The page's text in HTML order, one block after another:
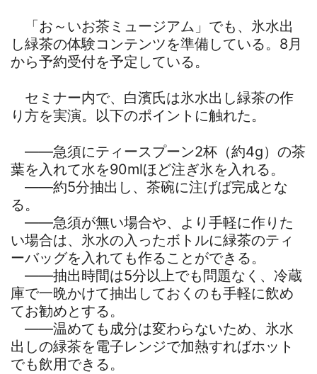
「お～いお茶ミュージアム」でも、氷水出
し緑茶の体験コンテンツを準備している。8月
から予約受付を予定している。
セミナー内で、白濱氏は氷水出し緑茶の作
り方を実演。以下のポイントに触れた。
――急須にティースプーン2杯（約4g）の茶
葉を入れて水を90mlほど注ぎ氷を入れる。
――約5分抽出し、茶碗に注げば完成とな
る。
――急須が無い場合や、より手軽に作りた
い場合は、氷水の入ったボトルに緑茶のティ
ーバッグを入れても作ることができる。
――抽出時間は5分以上でも問題なく、冷蔵
庫で一晩かけて抽出しておくのも手軽に飲め
てお勧めとする。
――温めても成分は変わらないため、氷水
出しの緑茶を電子レンジで加熱すればホット
でも飲用できる。